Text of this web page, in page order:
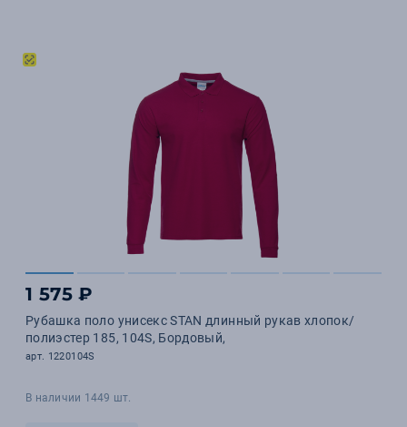
1 575 ₽
Рубашка поло унисекс STAN длинный рукав хлопок/
полиэстер 185, 104S, Бордовый,
арт. 1220104S
В наличии 1449 шт.